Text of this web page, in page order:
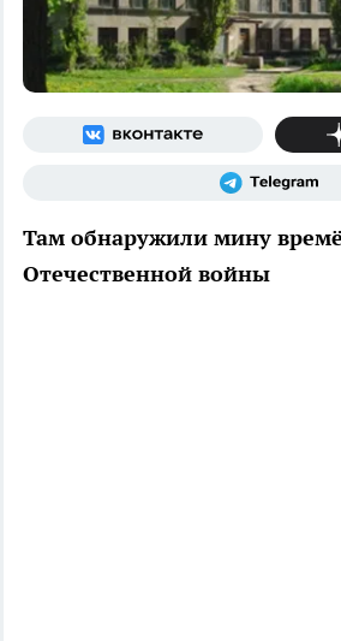
Там обнаружили мину
Отечественной войны